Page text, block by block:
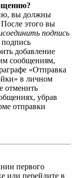
вы должны
После этого вы
подпись
добавление
сообщениям,
«Отправка
в личном
отменить
убрав
отправки
первого
или перейдите в